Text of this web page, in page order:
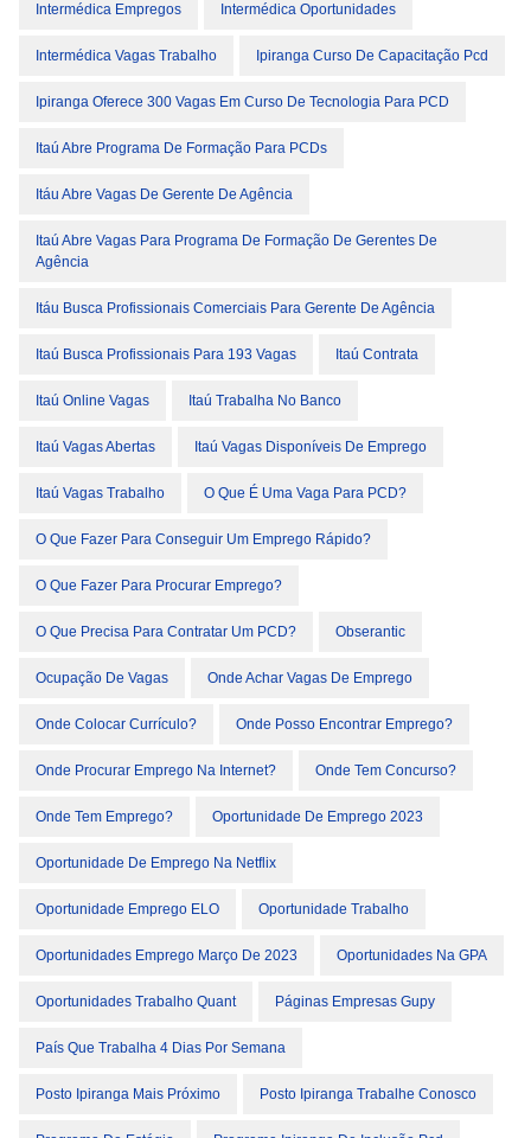
Intermédica Empregos Intermédica Oportunidades
Intermédica Vagas Trabalho Ipiranga Curso De Capacitação Pcd
Ipiranga Oferece 300 Vagas Em Curso De Tecnologia Para PCD
Itaú Abre Programa De Formação Para PCDs
Itáu Abre Vagas De Gerente De Agência
Itaú Abre Vagas Para Programa De Formação De Gerentes De
Agência
Itáu Busca Profissionais Comerciais Para Gerente De Agência
Itaú Busca Profissionais Para 193 Vagas Itaú Contrata
Itaú Online Vagas Itaú Trabalha No Banco
Itaú Vagas Abertas Itaú Vagas Disponíveis De Emprego
Itaú Vagas Trabalho O Que É Uma Vaga Para PCD?
O Que Fazer Para Conseguir Um Emprego Rápido?
O Que Fazer Para Procurar Emprego?
O Que Precisa Para Contratar Um PCD? Obserantic
Ocupação De Vagas Onde Achar Vagas De Emprego
Onde Colocar Currículo? Onde Posso Encontrar Emprego?
Onde Procurar Emprego Na Internet? Onde Tem Concurso?
Onde Tem Emprego? Oportunidade De Emprego 2023
Oportunidade De Emprego Na Netflix
Oportunidade Emprego ELO Oportunidade Trabalho
Oportunidades Emprego Março De 2023 Oportunidades Na GPA
Oportunidades Trabalho Quant Páginas Empresas Gupy
País Que Trabalha 4 Dias Por Semana
Posto Ipiranga Mais Próximo Posto Ipiranga Trabalhe Conosco